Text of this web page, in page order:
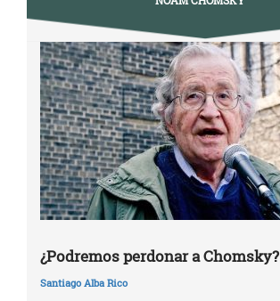
¿Podremos perdonar a Chomsky?
Santiago Alba Rico